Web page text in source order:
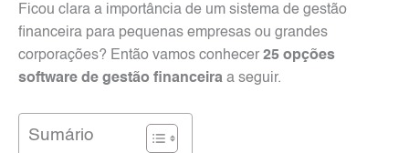
Ficou clara a importância de um sistema de gestão
financeira para pequenas empresas ou grandes
corporações? Então vamos conhecer 25 opções
software de gestão financeira a seguir.
Sumário